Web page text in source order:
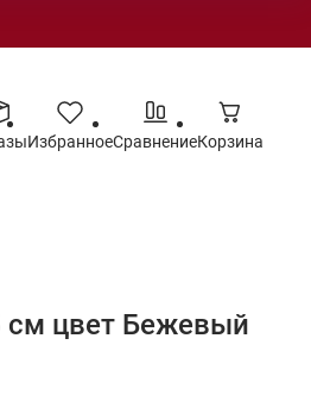
ИзбранноеСравнениеКорзина
см цвет Бежевый